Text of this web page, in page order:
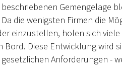
Gemengelage
die wenigsten Firmen die
einzustellen, holen sich
Bord. Diese Entwicklung wird
Anforderungen -